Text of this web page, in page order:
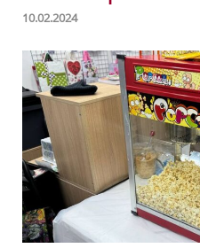
10.02.2024